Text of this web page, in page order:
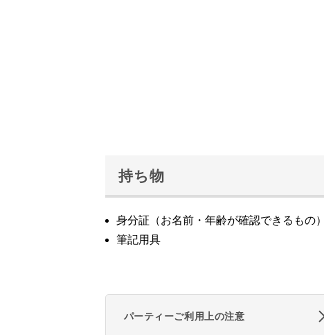
持ち物
身分証（お名前・年齢が確認できるもの
筆記用具
パーティーご利用上の注意